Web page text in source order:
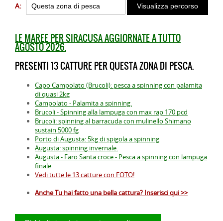
A:
LE MAREE PER SIRACUSA AGGIORNATE A TUTTO
AGOSTO 2026.
PRESENTI 13 CATTURE PER QUESTA ZONA DI PESCA.
Capo Campolato (Brucoli): pesca a spinning con palamita
di quasi 2kg
Campolato - Palamita a spinning.
Brucoli - Spinning alla lampuga con max rap 170 pcd
Brucoli: spinning al barracuda con mulinello Shimano
sustain 5000 fg
Porto di Augusta: 5kg di spigola a spinning
Augusta: spinning invernale.
Augusta - Faro Santa croce - Pesca a spinning con lampuga
finale
Vedi tutte le 13 catture con FOTO!
Anche Tu hai fatto una bella cattura? Inserisci qui >>